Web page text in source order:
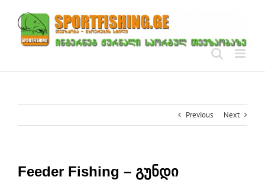
content
Previous Next
Feeder Fishing – გუნდი